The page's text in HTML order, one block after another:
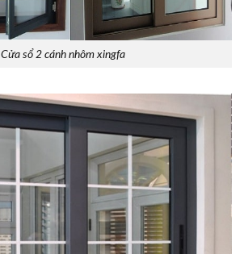
Cửa sổ 2 cánh nhôm xingfa